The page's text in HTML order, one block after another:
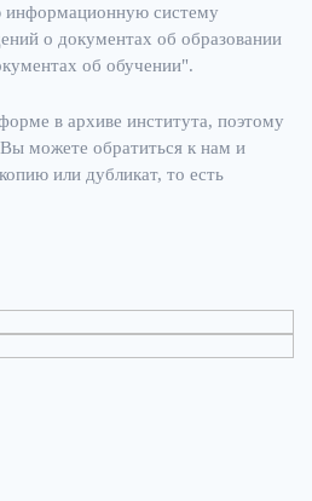
информационную систему
о документах об образовании
об обучении".
в архиве института, поэтому
можете обратиться к нам и
или дубликат, то есть